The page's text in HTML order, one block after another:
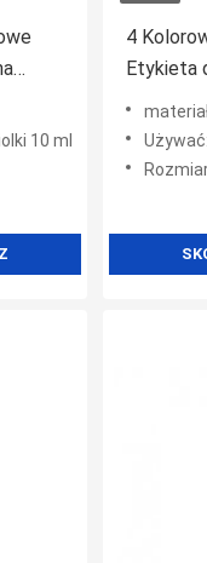
10 ml
4
Etykieta
leków